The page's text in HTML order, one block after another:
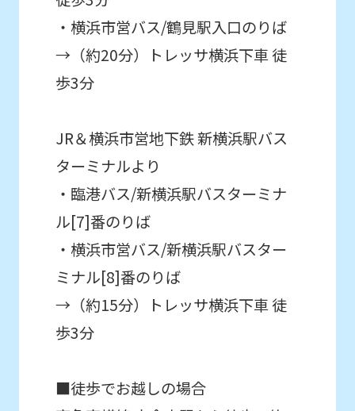
・横浜市営バス/鶴見駅入口のりば
→（約20分）トレッサ横浜下車 徒
歩3分
JR＆横浜市営地下鉄 新横浜駅バス
ターミナルより
・臨港バス/新横浜駅バスターミナ
ル[7]番のりば
・横浜市営バス/新横浜駅バスター
ミナル[8]番のりば
→（約15分）トレッサ横浜下車 徒
歩3分
■徒歩でお越しの場合
from
the
We
that
you
understand
this
before
service.